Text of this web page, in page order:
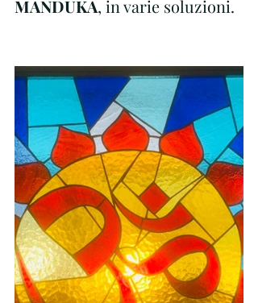
MANDUKA, in varie soluzioni.